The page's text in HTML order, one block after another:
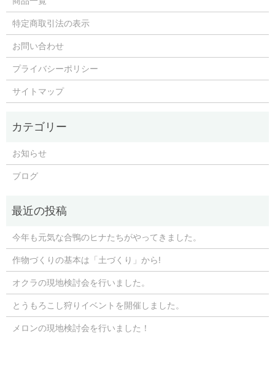
特定商取引法の表示
お問い合わせ
プライバシーポリシー
サイトマップ
お知らせ
ブログ
今年も元気な合鴨のヒナたちがやってきました。
作物づくりの基本は「土づくり」から!
オクラの現地検討会を行いました。
とうもろこし狩りイベントを開催しました。
メロンの現地検討会を行いました！